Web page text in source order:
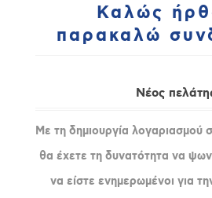
Καλώς
παρακαλώ
Νέος
Με τη δημιουργία λογαριασμού
θα έχετε τη δυνατότητα να
να είστε ενημερωμένοι για